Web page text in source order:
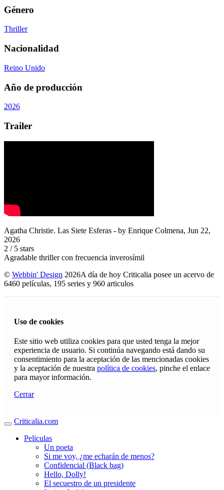
Género
Thriller
Nacionalidad
Reino Unido
Año de producción
2026
Trailer
Agatha Christie. Las Siete Esferas - by Enrique Colmena, Jun 22,
2026
2 / 5 stars
Agradable thriller con frecuencia inverosímil
© Webbin' Design 2026A día de hoy Criticalia posee un acervo de
6460 películas, 195 series y 960 articulos
Uso de cookies
Este sitio web utiliza cookies para que usted tenga la mejor
experiencia de usuario. Si continúa navegando está dando su
consentimiento para la aceptación de las mencionadas cookies
y la aceptación de nuestra política de cookies, pinche el enlace
para mayor información.
Cerrar
Criticalia.com
Peliculas
Un poeta
Si me voy, ¿me echarán de menos?
Confidencial (Black bag)
Hello, Dolly!
El secuestro de un presidente